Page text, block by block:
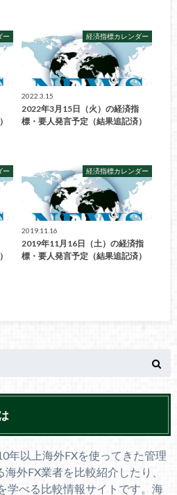
ー 経済指標カレンダー
2022.3.15
2022年3月15日（火）の経済指
標・要人発言予定（結果追記済）
ー 経済指標カレンダー
2019.11.16
2019年11月16日（土）の経済指
標・要人発言予定（結果追記済）
年以上海外FXを使ってきた管理
外FX業者を比較紹介したり、
学べる比較情報サイトです。海